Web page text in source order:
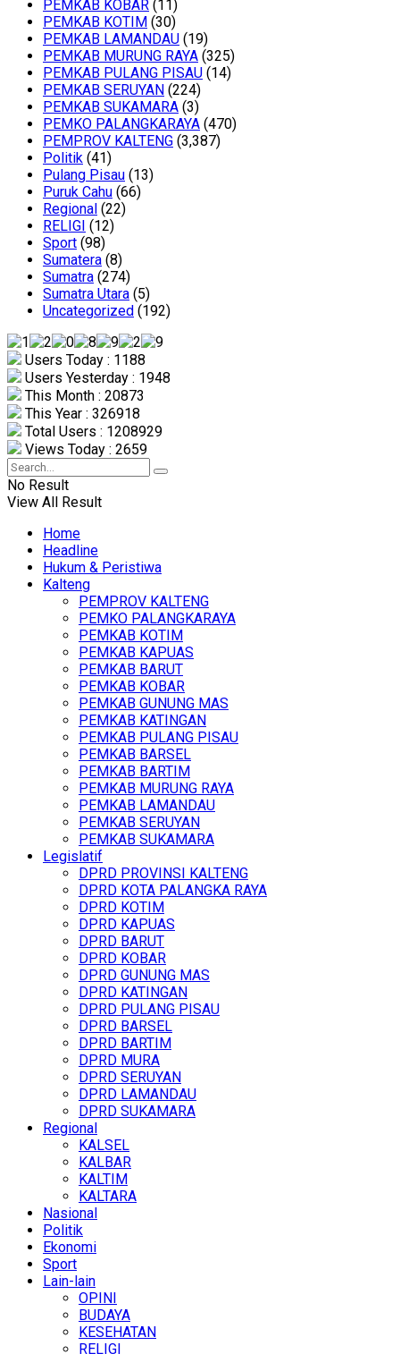
PEMKAB KOBAR (11)
PEMKAB KOTIM (30)
PEMKAB LAMANDAU (19)
PEMKAB MURUNG RAYA (325)
PEMKAB PULANG PISAU (14)
PEMKAB SERUYAN (224)
PEMKAB SUKAMARA (3)
PEMKO PALANGKARAYA (470)
PEMPROV KALTENG (3,387)
Politik (41)
Pulang Pisau (13)
Puruk Cahu (66)
Regional (22)
RELIGI (12)
Sport (98)
Sumatera (8)
Sumatra (274)
Sumatra Utara (5)
Uncategorized (192)
Users Today : 1188
Users Yesterday : 1948
This Month : 20873
This Year : 326918
Total Users : 1208929
Views Today : 2659
No Result
View All Result
Home
Headline
Hukum & Peristiwa
Kalteng
PEMPROV KALTENG
PEMKO PALANGKARAYA
PEMKAB KOTIM
PEMKAB KAPUAS
PEMKAB BARUT
PEMKAB KOBAR
PEMKAB GUNUNG MAS
PEMKAB KATINGAN
PEMKAB PULANG PISAU
PEMKAB BARSEL
PEMKAB BARTIM
PEMKAB MURUNG RAYA
PEMKAB LAMANDAU
PEMKAB SERUYAN
PEMKAB SUKAMARA
Legislatif
DPRD PROVINSI KALTENG
DPRD KOTA PALANGKA RAYA
DPRD KOTIM
DPRD KAPUAS
DPRD BARUT
DPRD KOBAR
DPRD GUNUNG MAS
DPRD KATINGAN
DPRD PULANG PISAU
DPRD BARSEL
DPRD BARTIM
DPRD MURA
DPRD SERUYAN
DPRD LAMANDAU
DPRD SUKAMARA
Regional
KALSEL
KALBAR
KALTIM
KALTARA
Nasional
Politik
Ekonomi
Sport
Lain-lain
OPINI
BUDAYA
KESEHATAN
RELIGI